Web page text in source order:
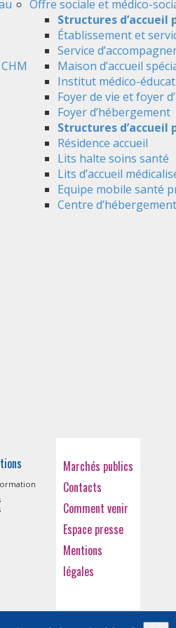
Offre sociale et médico-
Structures
Établissement et
Service
Maison d’accueil
Institut médico-
Foyer de vie et foyer
Foyer d’hébergement
Structures
Résidence accueil
Lits halte soins santé
Lits d’accueil
Equipe mobile santé
Centre
Marchés publics
Contacts
Comment venir
Espace presse
Mentions
légales